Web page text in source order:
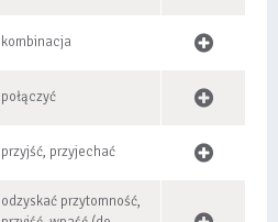
kombinacja
połączyć
przyjść, przyjechać
odzyskać przytomność,